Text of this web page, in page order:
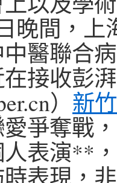
晚間，上
醫聯合
接收彭
） 新
爭奪戰
表演**
表現，